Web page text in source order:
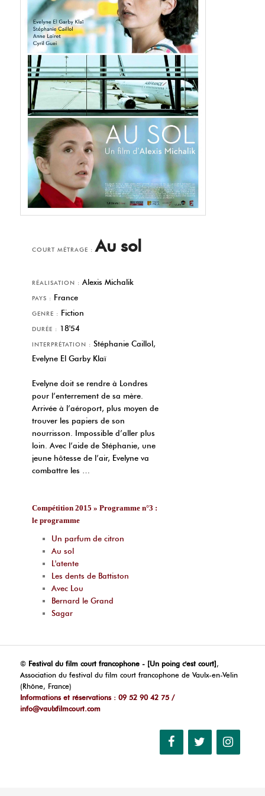
COURT MÉTRAGE :Au sol
RÉALISATION : Alexis Michalik
PAYS : France
GENRE : Fiction
DURÉE : 18'54
INTERPRÉTATION : Stéphanie Caillol,
Evelyne El Garby Klaï
Evelyne doit se rendre à Londres
pour l’enterrement de sa mère.
Arrivée à l’aéroport, plus moyen de
trouver les papiers de son
nourrisson. Impossible d’aller plus
loin. Avec l’aide de Stéphanie, une
jeune hôtesse de l’air, Evelyne va
combattre les …
Compétition 2015 » Programme n°3 :
le programme
Un parfum de citron
Au sol
L'atente
Les dents de Battiston
Avec Lou
Bernard le Grand
Sagar
© Festival du film court francophone - [Un poing c'est court],
Association du festival du film court francophone de Vaulx-en-Velin
(Rhône, France)
Informations et réservations : 09 52 90 42 75 /
info@vaulxfilmcourt.com